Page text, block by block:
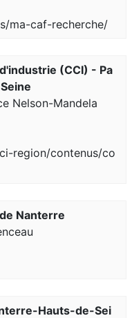
ma-caf-recherche/
(CCI) - Pa
Nelson-Mandela
region/contenus/co
Nanterre
Hauts-de-Sei